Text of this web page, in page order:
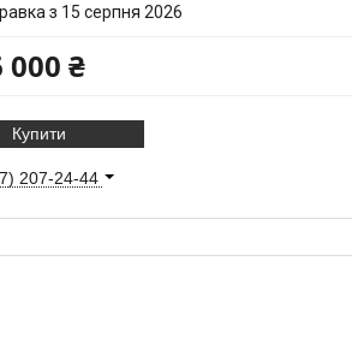
з 15 серпня 2026
000 ₴
Купити
207-24-44